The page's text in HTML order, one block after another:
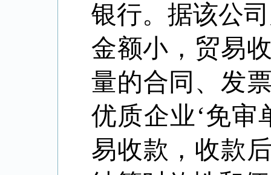
银行。据该公
金额小，贸易
量的合同、发
优质企业‘免审
易收款，收款